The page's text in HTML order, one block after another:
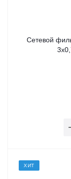
Сетевой
ХИТ